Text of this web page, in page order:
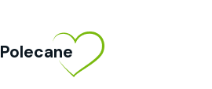
Polecane